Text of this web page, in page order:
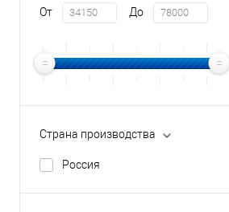
От До
Страна производства
Россия